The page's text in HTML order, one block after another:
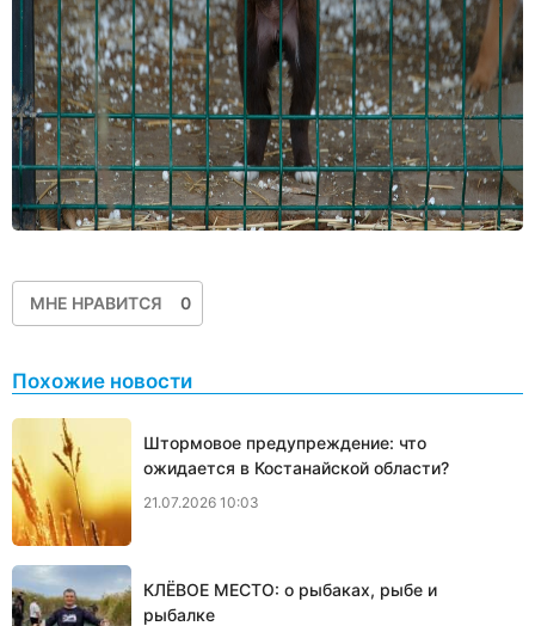
МНЕ НРАВИТСЯ 0
Похожие новости
Штормовое предупреждение: что
ожидается в Костанайской области?
21.07.2026 10:03
КЛЁВОЕ МЕСТО: о рыбаках, рыбе и
рыбалке